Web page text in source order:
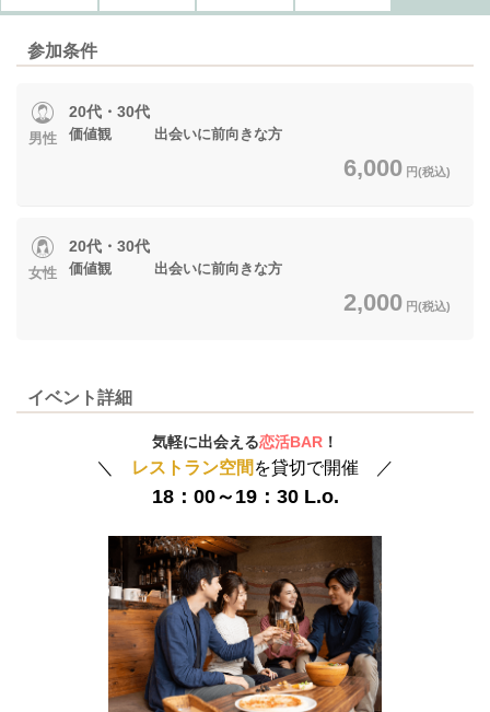
参加条件
男性
20代・30代
価値観 出会いに前向きな方
6,000 円(税込)
女性
20代・30代
価値観 出会いに前向きな方
2,000 円(税込)
イベント詳細
気軽に出会える恋活BAR ！
＼ レストラン空間 を貸切で開催 ／
18：00～19：30 L.o.